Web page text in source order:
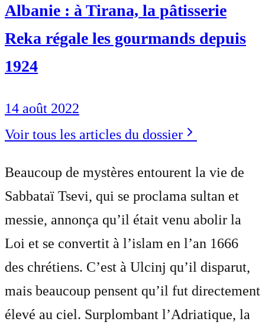
Albanie : à Tirana, la pâtisserie
Reka régale les gourmands depuis
1924
14 août 2022
Voir tous les articles du dossier
Beaucoup de mystères entourent la vie de
Sabbataï Tsevi, qui se proclama sultan et
messie, annonça qu’il était venu abolir la
Loi et se convertit à l’islam en l’an 1666
des chrétiens. C’est à Ulcinj qu’il disparut,
mais beaucoup pensent qu’il fut directement
élevé au ciel. Surplombant l’Adriatique, la